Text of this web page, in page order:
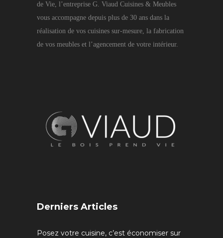
de Vie, l’entreprise G. Viaud Cuisines & Meubles
vous accompagne depuis plus de 30 ans dans la
réalisation de vos cuisines sur-mesure, la fabrication
de vos meubles et l’agencement de votre intérieur.
Derniers Articles
Posez votre cuisine, c’est économiser sur